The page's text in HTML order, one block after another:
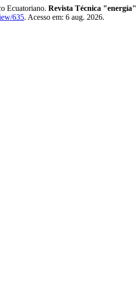
Ecuatoriano. Revista Técnica "energía"
635. Acesso em: 6 aug. 2026.